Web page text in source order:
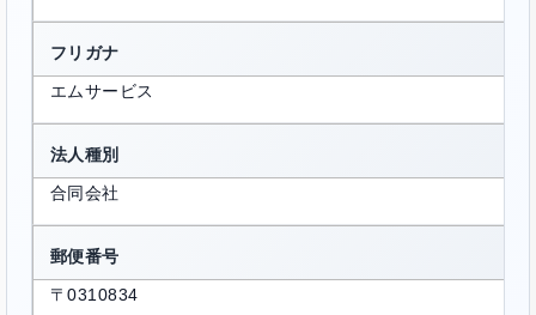
フリガナ
エムサービス
法人種別
合同会社
郵便番号
〒0310834